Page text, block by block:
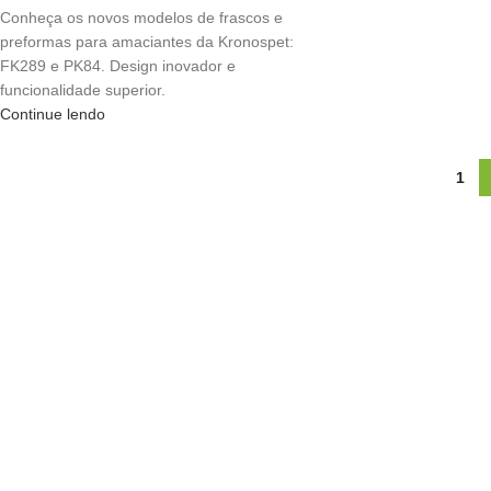
Conheça os novos modelos de frascos e
preformas para amaciantes da Kronospet:
FK289 e PK84. Design inovador e
funcionalidade superior.
Continue lendo
1